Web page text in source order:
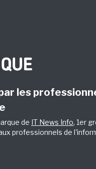
les
de IT News Info, 1er
professionnels de